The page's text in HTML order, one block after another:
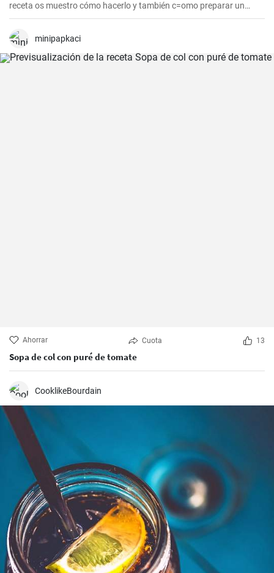
receta os muestro cómo hacerlo y también c=omo preparar un
bechamel auténtico.
minipapkaci
Ahorrar Cuota 13
Sopa de col con puré de tomate
CooklikeBourdain